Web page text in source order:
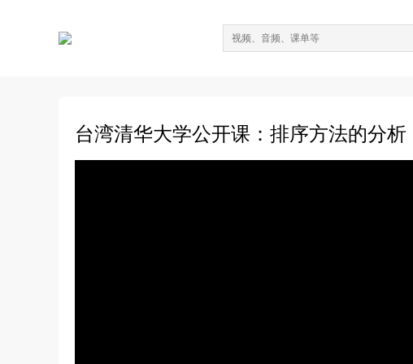
台湾清华大学公开课：排序方法的分析